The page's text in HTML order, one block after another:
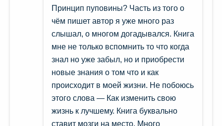
Принцип пуповины? Часть из того о
чём пишет автор я уже много раз
слышал, о многом догадывался. Книга
мне не только вспомнить то что когда
знал но уже забыл, но и приобрести
новые знания о том что и как
происходит в моей жизни. Не побоюсь
этого слова — Как изменить свою
жизнь к лучшему. Книга буквально
ставит мозги на место. Много